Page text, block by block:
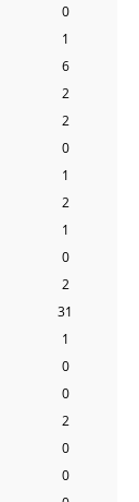
0
1
6
2
2
0
1
2
1
0
2
31
1
0
0
2
0
0